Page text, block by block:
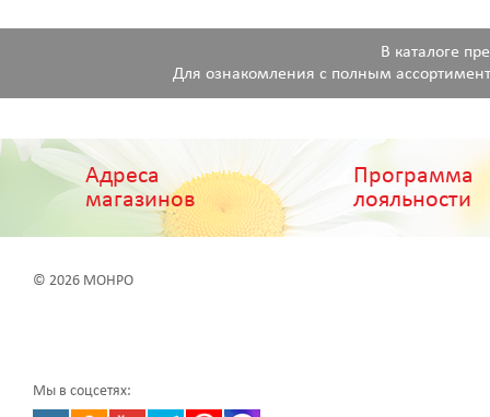
В каталоге
Для ознакомления с полным
Адреса
магазинов
Программа
лояльности
© 2026 МОНРО
Мы в соцсетях: